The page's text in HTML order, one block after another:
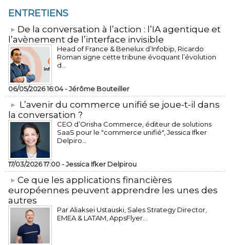
ENTRETIENS
​De la conversation à l’action : l’IA agentique et
l’avènement de l’interface invisible
Head of France & Benelux d’Infobip, Ricardo
Roman signe cette tribune évoquant l’évolution
d...
06/05/2026 16:04 -Jérôme Bouteiller
L’avenir du commerce unifié se joue-t-il dans
la conversation ?
CEO d’Orisha Commerce, éditeur de solutions
SaaS pour le "commerce unifié", Jessica Ifker
Delpiro...
17/03/2026 17:00 -Jessica Ifker Delpirou
​Ce que les applications financières
européennes peuvent apprendre les unes des
autres
Par Aliaksei Ustauski, Sales Strategy Director,
EMEA & LATAM, AppsFlyer...